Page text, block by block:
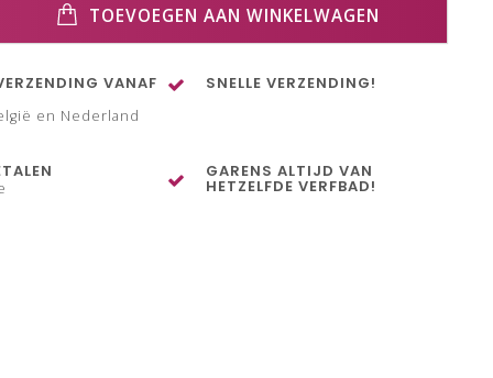
TOEVOEGEN AAN WINKELWAGEN
VANAF
en Nederland
SNELLE VERZENDING!
GARENS ALTIJD VAN
HETZELFDE VERFBAD!